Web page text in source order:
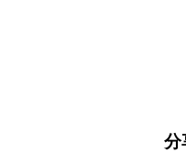
分